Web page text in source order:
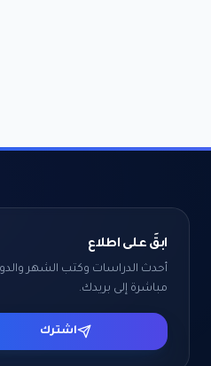
ابقَ على اطلاع
أحدث الدراسات وكتب الشهر
مباشرة إلى بريدك.
اشترك